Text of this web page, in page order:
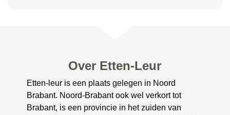
Over Etten-Leur
Etten-leur is een plaats gelegen in Noord
Brabant. Noord-Brabant ook wel verkort tot
Brabant, is een provincie in het zuiden van